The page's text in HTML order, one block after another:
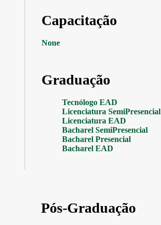
Capacitação
None
Graduação
Tecnólogo EAD
Licenciatura SemiPresencial
Licenciatura EAD
Bacharel SemiPresencial
Bacharel Presencial
Bacharel EAD
Pós-Graduação